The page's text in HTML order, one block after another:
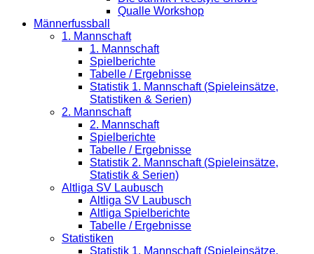
Qualle Workshop
Männerfussball
1. Mannschaft
1. Mannschaft
Spielberichte
Tabelle / Ergebnisse
Statistik 1. Mannschaft (Spieleinsätze,
Statistiken & Serien)
2. Mannschaft
2. Mannschaft
Spielberichte
Tabelle / Ergebnisse
Statistik 2. Mannschaft (Spieleinsätze,
Statistik & Serien)
Altliga SV Laubusch
Altliga SV Laubusch
Altliga Spielberichte
Tabelle / Ergebnisse
Statistiken
Statistik 1. Mannschaft (Spieleinsätze,